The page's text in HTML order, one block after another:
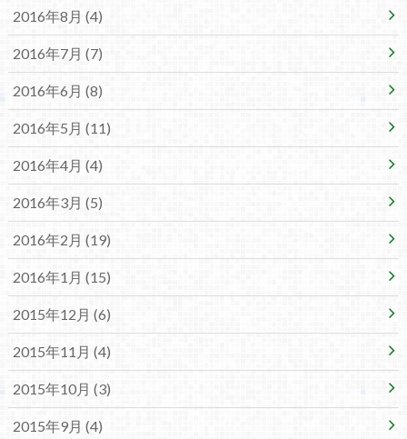
2016年8月 (4)
2016年7月 (7)
2016年6月 (8)
2016年5月 (11)
2016年4月 (4)
2016年3月 (5)
2016年2月 (19)
2016年1月 (15)
2015年12月 (6)
2015年11月 (4)
2015年10月 (3)
2015年9月 (4)